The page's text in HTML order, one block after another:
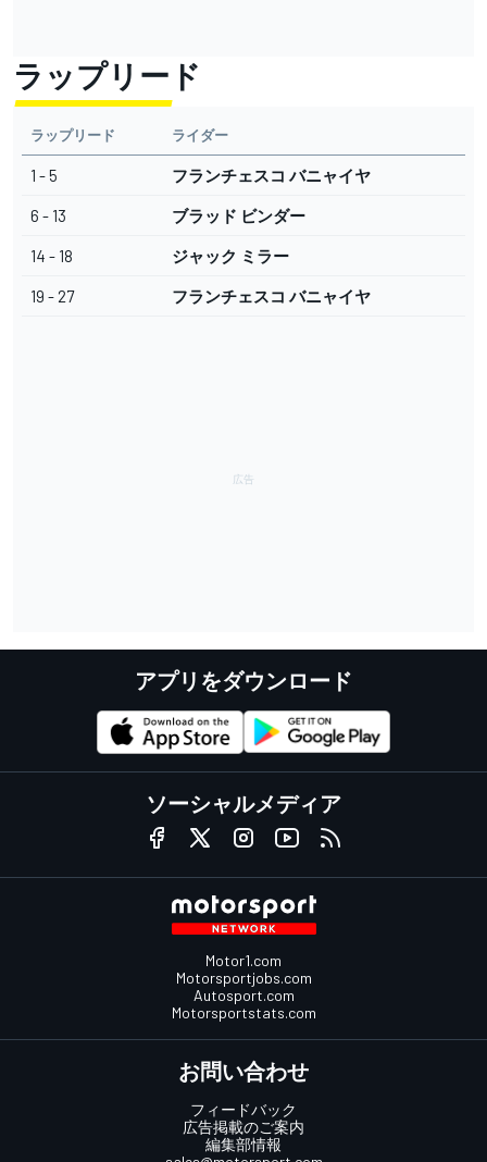
ラップリード
ラップリード ライダー
1 - 5 フランチェスコ バニャイヤ
6 - 13 ブラッド ビンダー
14 - 18 ジャック ミラー
19 - 27 フランチェスコ バニャイヤ
アプリをダウンロード
ソーシャルメディア
Motor1.com
Motorsportjobs.com
Autosport.com
Motorsportstats.com
お問い合わせ
フィードバック
広告掲載のご案内
編集部情報